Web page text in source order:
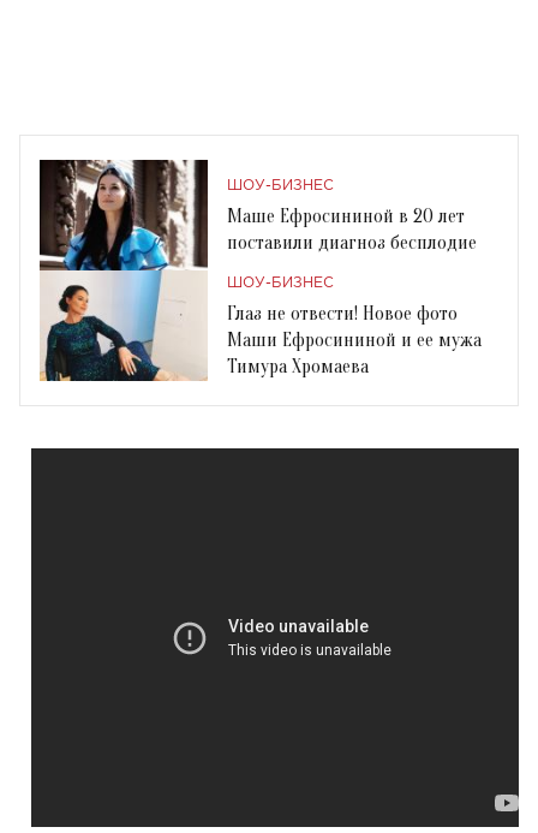
ШОУ-БИЗНЕС
Маше Ефросининой в 20 лет
поставили диагноз бесплодие
ШОУ-БИЗНЕС
Глаз не отвести! Новое фото
Маши Ефросининой и ее мужа
Тимура Хромаева